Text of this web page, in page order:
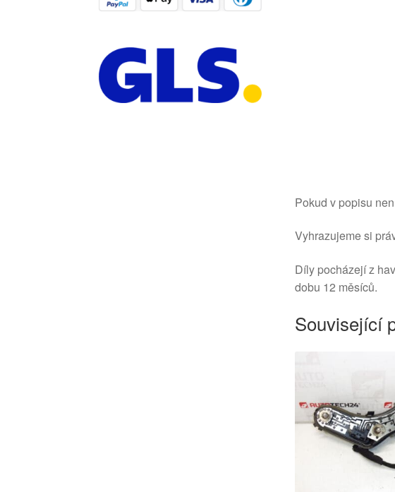
Pokud v popisu
Vyhrazujeme si
Díly pocházejí z
dobu 12 měsíců.
Související